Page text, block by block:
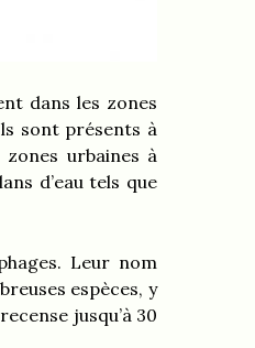
dans les zones
sont présents à
urbaines à
d’eau tels que
Leur nom
espèces, y
jusqu’à 30